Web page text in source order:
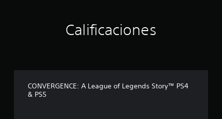
Calificaciones
CONVERGENCE: A League of Legends Story™ PS4
& PS5